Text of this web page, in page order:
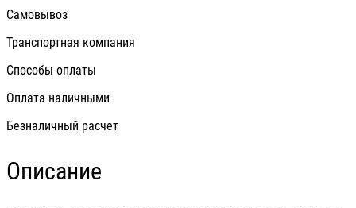
Самовывоз
Транспортная компания
Способы оплаты
Оплата наличными
Безналичный расчет
Описание